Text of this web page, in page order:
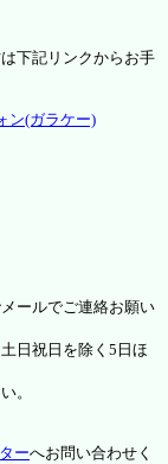
下記リンクからお手
ン(ガラケー)
メールでご連絡お願い
日祝日を除く5日ほ
。
ーへお問い合わせく